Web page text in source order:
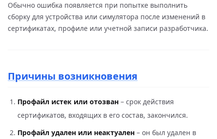
Обычно ошибка появляется при попытке выполнить
сборку для устройства или симулятора после изменений в
сертификатах, профиле или учетной записи разработчика.
Причины возникновения
Профайл истек или отозван – срок действия
сертификатов, входящих в его состав, закончился.
Профайл удален или неактуален – он был удален в